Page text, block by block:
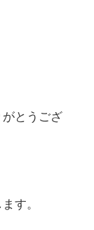
とうござ
す。